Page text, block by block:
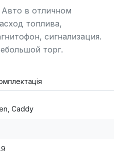
Авто в отличном
топлива,
сигнализация.
торг.
Caddy